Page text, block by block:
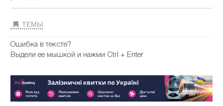
ТЕМЫ
Ошибка в тексте?
Выдели ее мышкой и нажми Ctrl + Enter